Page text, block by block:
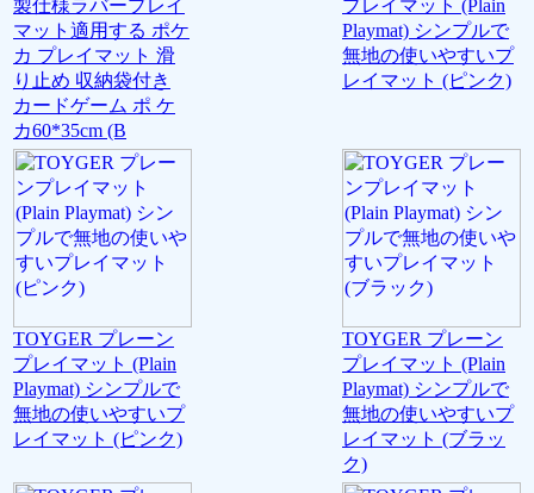
製仕様ラバープレイ
マット適用する ポケ
カ プレイマット 滑
り止め 収納袋付き
カードゲーム ポ ケ
カ60*35cm (B
プレイマット (Plain
Playmat) シンプルで
無地の使いやすいプ
レイマット (ピンク)
TOYGER プレーン
プレイマット (Plain
Playmat) シンプルで
無地の使いやすいプ
レイマット (ピンク)
TOYGER プレーン
プレイマット (Plain
Playmat) シンプルで
無地の使いやすいプ
レイマット (ブラッ
ク)